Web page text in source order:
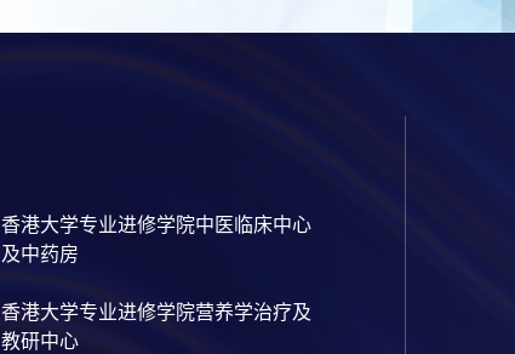
香港大学专业进修学院中医临床中心
及中药房
香港大学专业进修学院营养学治疗及
教研中心